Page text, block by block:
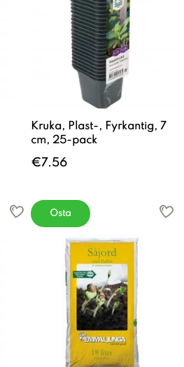
Kruka, Plast-, Fyrkantig, 7
cm, 25-pack
€7.56
Osta